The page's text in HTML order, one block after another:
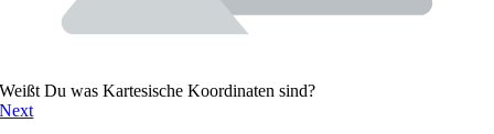
Weißt Du was Kartesische Koordinaten sind?
Next